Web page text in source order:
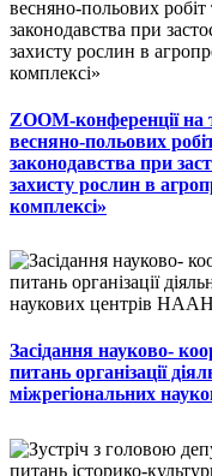
ZOOM-конференції
весняно-польових
законодавства при
захисту рослин в
комплексі»
Засідання науково-
питань організації
міжрегіональних